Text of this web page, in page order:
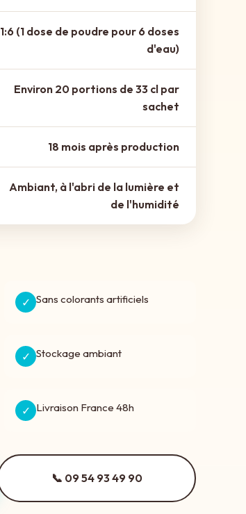
1:6 (1 dose de poudre pour 6 doses
d'eau)
Environ 20 portions de 33 cl par
sachet
18 mois après production
Ambiant, à l'abri de la lumière et
de l'humidité
✓ Sans colorants artificiels
✓ Stockage ambiant
✓ Livraison France 48h
📞 09 54 93 49 90